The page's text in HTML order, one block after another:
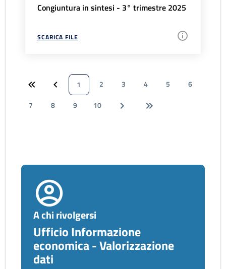
Congiuntura in sintesi - 3° trimestre 2025
SCARICA FILE
1 2 3 4 5
6
7
8 9 10
A chi rivolgersi
Ufficio Informazione
economica - Valorizzazione
dati